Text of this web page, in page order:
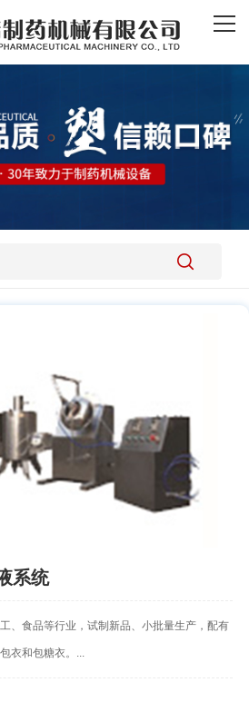
系统
、食品等行业，试制新品、小批量生产，配有
衣和包糖衣。...